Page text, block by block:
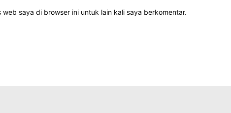
web saya di browser ini untuk lain kali saya berkomentar.